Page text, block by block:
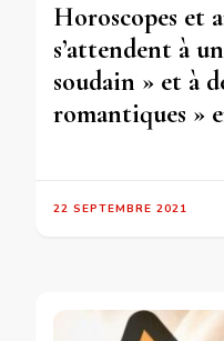
Horoscopes et
s’attendent à
soudain » et à
romantiques »
22 SEPTEMBRE 2021